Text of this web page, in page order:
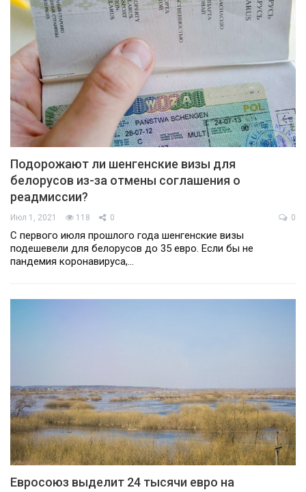
Подорожают ли шенгенские визы для
белорусов из-за отмены соглашения о
реадмиссии?
Июл 1, 2021 118 0 0
С первого июля прошлого года шенгенские визы
подешевели для белорусов до 35 евро. Если бы не
пандемия коронавируса,…
Евросоюз выделит 24 тысячи евро на